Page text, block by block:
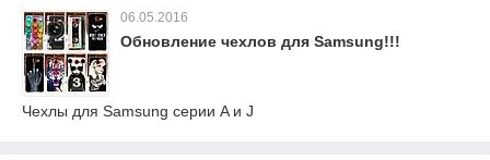
06.05.2016
Обновление чехлов для Samsung!!!
Чехлы для Samsung серии A и J